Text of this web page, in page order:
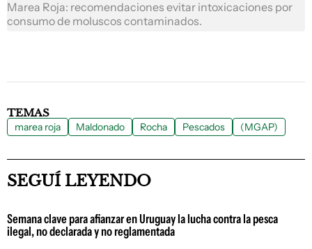
Marea Roja: recomendaciones evitar intoxicaciones por
consumo de moluscos contaminados.
TEMAS
marea roja Maldonado Rocha Pescados (MGAP)
SEGUÍ LEYENDO
Semana clave para afianzar en Uruguay la lucha contra la pesca
ilegal, no declarada y no reglamentada